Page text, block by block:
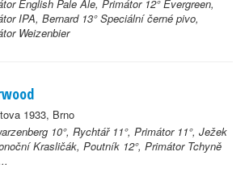
English Pale Ale, Primátor 12° Evergreen,
IPA, Bernard 13° Speciální černé pivo,
Weizenbier
1933, Brno
10°, Rychtář 11°, Primátor 11°, Ježek
Krasličák, Poutník 12°, Primátor Tchyně